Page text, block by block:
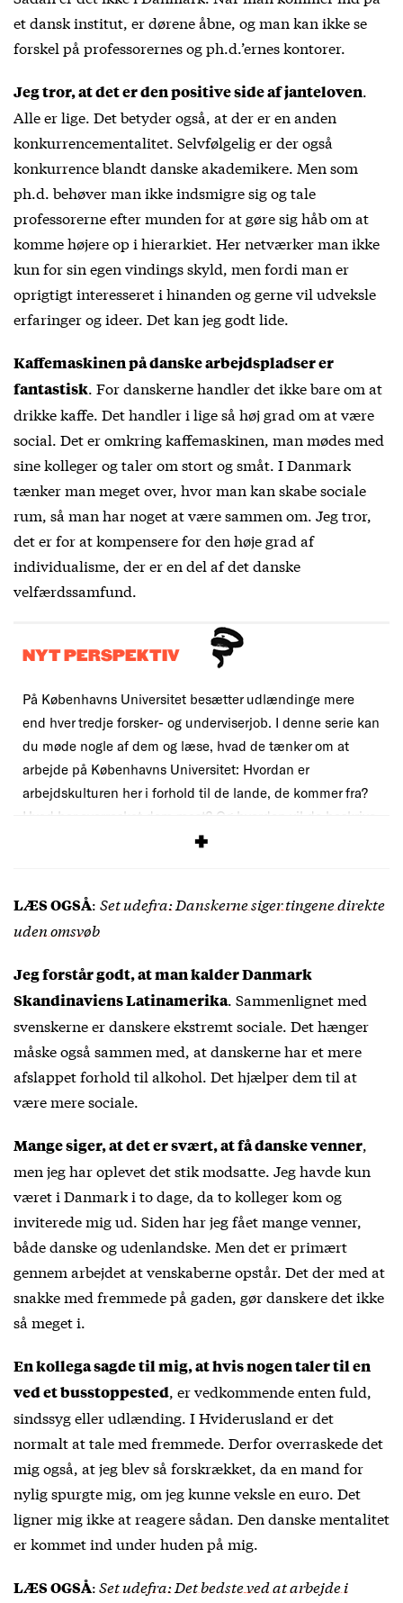
et dansk institut, er dørene åbne, og man kan ikke se
forskel på professorernes og ph.d.’ernes kontorer.
Jeg tror, at det er den positive side af janteloven.
Alle er lige. Det betyder også, at der er en anden
konkurrencementalitet. Selvfølgelig er der også
konkurrence blandt danske akademikere. Men som
ph.d. behøver man ikke indsmigre sig og tale
professorerne efter munden for at gøre sig håb om at
komme højere op i hierarkiet. Her netværker man ikke
kun for sin egen vindings skyld, men fordi man er
oprigtigt interesseret i hinanden og gerne vil udveksle
erfaringer og ideer. Det kan jeg godt lide.
Kaffemaskinen på danske arbejdspladser er
fantastisk. For danskerne handler det ikke bare om at
drikke kaffe. Det handler i lige så høj grad om at være
social. Det er omkring kaffemaskinen, man mødes med
sine kolleger og taler om stort og småt. I Danmark
tænker man meget over, hvor man kan skabe sociale
rum, så man har noget at være sammen om. Jeg tror,
det er for at kompensere for den høje grad af
individualisme, der er en del af det danske
velfærdssamfund.
NYT PERSPEKTIV
På Københavns Universitet besætter udlændinge mere
end hver tredje forsker- og underviserjob. I denne serie kan
du møde nogle af dem og læse, hvad de tænker om at
arbejde på Københavns Universitet: Hvordan er
arbejdskulturen her i forhold til de lande, de kommer fra?
Hvad har overrasket dem mest? Og hvordan vil de beskrive
LÆS OGSÅ: Set udefra: Danskerne siger tingene direkte
uden omsvøb
Jeg forstår godt, at man kalder Danmark
Skandinaviens Latinamerika. Sammenlignet med
svenskerne er danskere ekstremt sociale. Det hænger
måske også sammen med, at danskerne har et mere
afslappet forhold til alkohol. Det hjælper dem til at
være mere sociale.
Mange siger, at det er svært, at få danske venner,
men jeg har oplevet det stik modsatte. Jeg havde kun
været i Danmark i to dage, da to kolleger kom og
inviterede mig ud. Siden har jeg fået mange venner,
både danske og udenlandske. Men det er primært
gennem arbejdet at venskaberne opstår. Det der med at
snakke med fremmede på gaden, gør danskere det ikke
så meget i.
En kollega sagde til mig, at hvis nogen taler til en
ved et busstoppested, er vedkommende enten fuld,
sindssyg eller udlænding. I Hviderusland er det
normalt at tale med fremmede. Derfor overraskede det
mig også, at jeg blev så forskrækket, da en mand for
nylig spurgte mig, om jeg kunne veksle en euro. Det
ligner mig ikke at reagere sådan. Den danske mentalitet
er kommet ind under huden på mig.
LÆS OGSÅ:Set udefra: Det bedste ved at arbejde i